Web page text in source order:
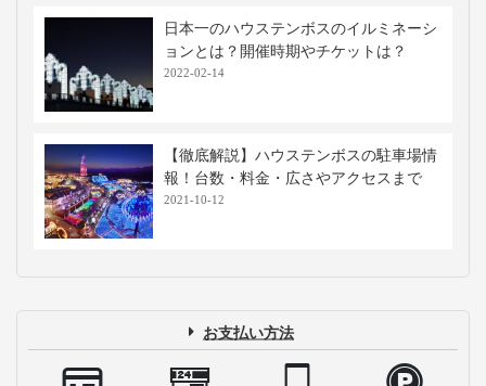
日本一のハウステンボスのイルミネーシ
ョンとは？開催時期やチケットは？
2022-02-14
【徹底解説】ハウステンボスの駐車場情
報！台数・料金・広さやアクセスまで
2021-10-12
お支払い方法